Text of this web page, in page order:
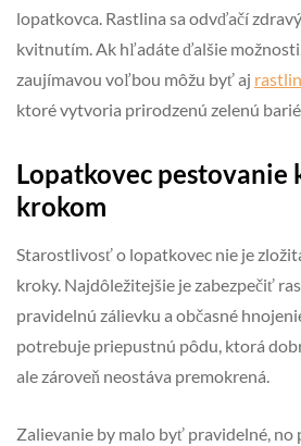
lopatkovca. Rastlina sa odvďačí
kvitnutím. Ak hľadáte ďalšie
zaujímavou voľbou môžu byť aj
ktoré vytvoria prirodzenú zelenú
Lopatkovec pestovanie
krokom
Starostlivosť o lopatkovec nie je
kroky. Najdôležitejšie je zabezpečiť
pravidelnú zálievku a občasné
potrebuje priepustnú pôdu, ktorá
ale zároveň neostáva premokrená.
Zalievanie by malo byť pravidelné,